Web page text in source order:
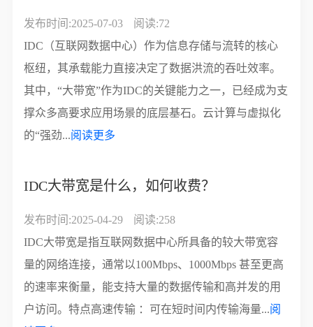
发布时间:2025-07-03
阅读:72
IDC（互联网数据中心）作为信息存储与流转的核心
枢纽，其承载能力直接决定了数据洪流的吞吐效率。
其中，“大带宽”作为IDC的关键能力之一，已经成为支
撑众多高要求应用场景的底层基石。云计算与虚拟化
的“强劲...阅读更多
IDC大带宽是什么，如何收费？
发布时间:2025-04-29
阅读:258
IDC大带宽是指互联网数据中心所具备的较大带宽容
量的网络连接，通常以100Mbps、1000Mbps 甚至更高
的速率来衡量，能支持大量的数据传输和高并发的用
户访问。特点高速传输 ：可在短时间内传输海量...阅